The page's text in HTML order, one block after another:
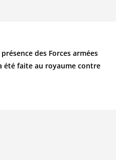
des Forces armées
été faite au royaume contre